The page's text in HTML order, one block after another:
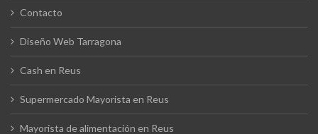
Contacto
Diseño Web Tarragona
Cash en Reus
Supermercado Mayorista en Reus
Mayorista de alimentación en Reus